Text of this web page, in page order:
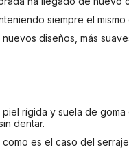
siempre el mismo
diseños, más
rígida y suela de
dentar.
es el caso del